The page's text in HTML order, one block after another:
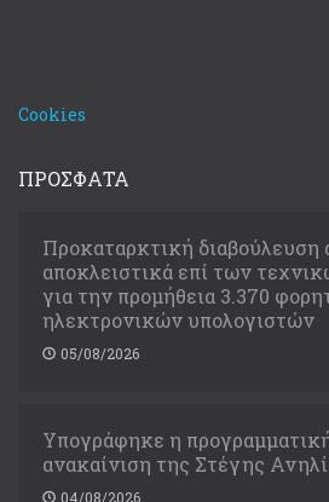
Cookies
ΠΡΟΣΦΑΤΑ
Προκαταρκτική διαβούλευση
αποκλειστικά επί των
για την προμήθεια 3.370
ηλεκτρονικών υπολογιστών
05/08/2026
Υπογράφηκε η
ανακαίνιση της Στέγης
04/08/2026